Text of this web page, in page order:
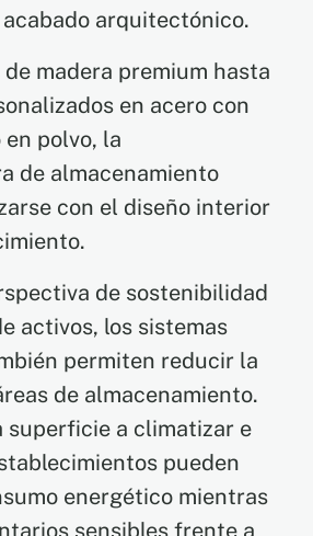
arquitectónico.
de madera premium hasta
en acero con
polvo, la
de almacenamiento
con el diseño interior
de sostenibilidad
activos, los sistemas
permiten reducir la
de almacenamiento.
superficie a climatizar e
pueden
energético mientras
sensibles frente a